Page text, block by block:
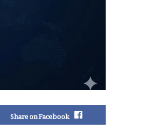
Share on Facebook